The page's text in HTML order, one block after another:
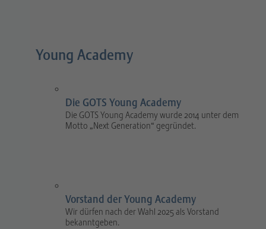
Young Academy
Die GOTS Young Academy
Die GOTS Young Academy wurde 2014 unter dem
Motto „Next Generation“ gegründet.
Vorstand der Young Academy
Wir dürfen nach der Wahl 2025 als Vorstand
bekanntgeben.